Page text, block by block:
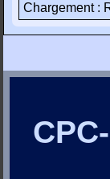
Chargement :